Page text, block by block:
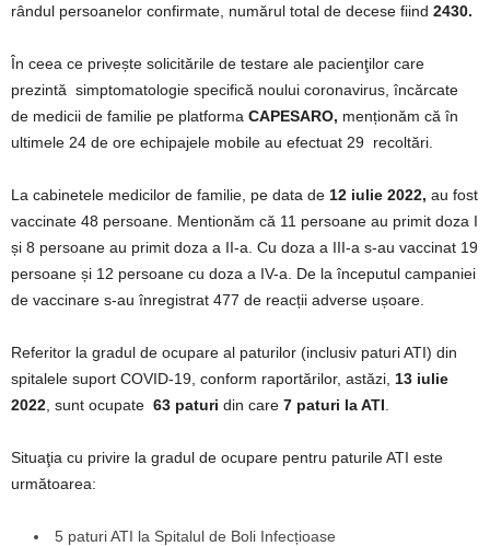
rândul persoanelor confirmate, numărul total de decese fiind 2430.
În ceea ce privește solicitările de testare ale pacienţilor care
prezintă simptomatologie specifică noului coronavirus, încărcate
de medicii de familie pe platforma CAPESARO, menționăm că în
ultimele 24 de ore echipajele mobile au efectuat 29 recoltări.
La cabinetele medicilor de familie, pe data de 12 iulie 2022, au fost
vaccinate 48 persoane. Mentionăm că 11 persoane au primit doza I
și 8 persoane au primit doza a II-a. Cu doza a III-a s-au vaccinat 19
persoane și 12 persoane cu doza a IV-a. De la începutul campaniei
de vaccinare s-au înregistrat 477 de reacții adverse ușoare.
Referitor la gradul de ocupare al paturilor (inclusiv paturi ATI) din
spitalele suport COVID-19, conform raportărilor, astăzi, 13 iulie
2022 , sunt ocupate 63 paturi din care 7 paturi la ATI
Situaţia cu privire la gradul de ocupare pentru paturile ATI este
următoarea:
5 paturi ATI la Spitalul de Boli Infecțioase